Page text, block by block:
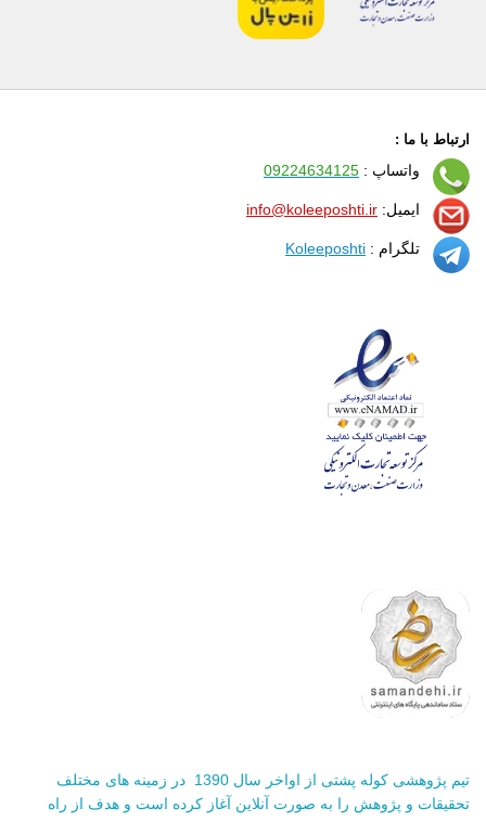
ارتباط با ما :
واتساپ : 09224634125
ایمیل: info@koleeposhti.ir
تلگرام : Koleeposhti
تیم پژوهشی کوله پشتی از اواخر سال 1390 در زمینه های مختلف
تحقیقات و پژوهش را به صورت آنلاین آغاز کرده است و هدف از راه